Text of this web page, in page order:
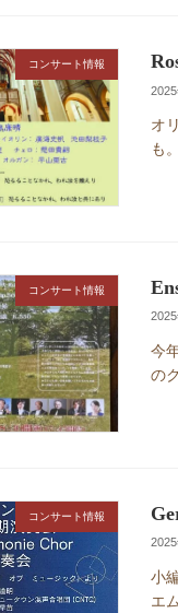
コンサート情報
オ
も。
コンサート情報
今
の
コンサート情報
小
エ